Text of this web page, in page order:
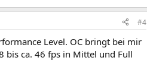
#4
Level. OC bringt bei mir
bis ca. 46 fps in Mittel und Full